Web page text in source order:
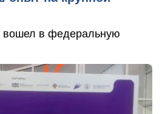
вошел в федеральную